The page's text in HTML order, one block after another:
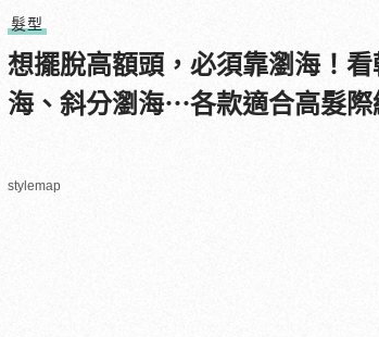
髮型
想擺脫高額頭，必須靠瀏海！
海、斜分瀏海⋯各款適合高髮際
stylemap